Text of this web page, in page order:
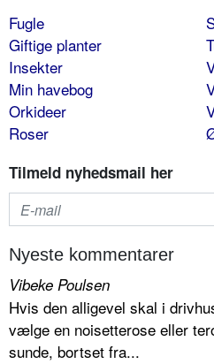
Fugle
Giftige planter
Insekter
Min havebog
Orkideer
Roser
Tilmeld nyhedsmail her
Nyeste kommentarer
Vibeke Poulsen
Hvis den alligevel skal i
vælge en noisetterose eller
sunde, bortset fra...